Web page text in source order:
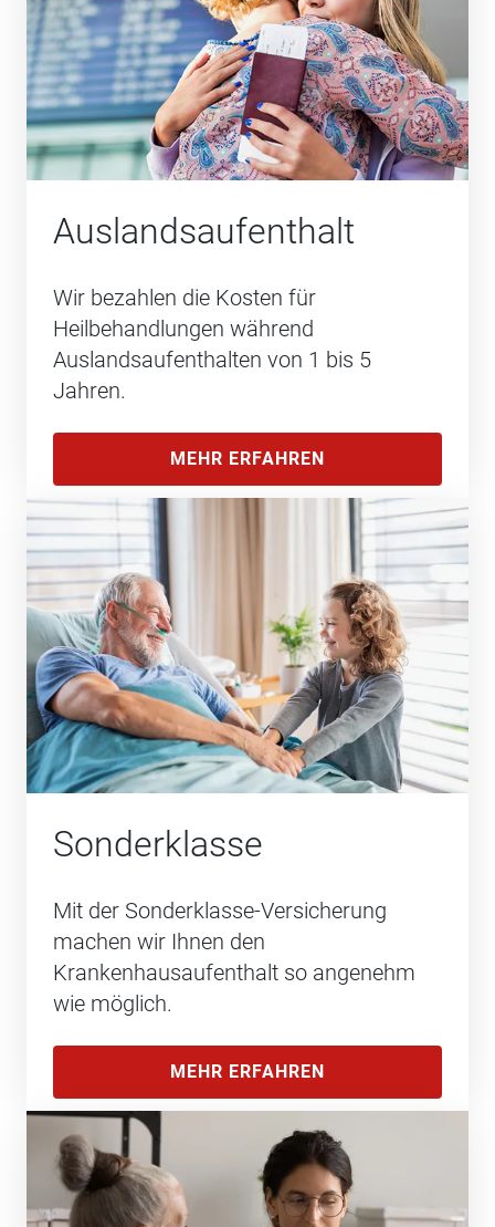
Auslands­aufenthalt
Wir bezahlen die Kosten für
Heilbehandlungen während
Auslandsaufenthalten von 1 bis 5
Jahren.
MEHR ERFAHREN
Sonderklasse
Mit der Sonderklasse-Versicherung
machen wir Ihnen den
Krankenhausaufenthalt so angenehm
wie möglich.
MEHR ERFAHREN